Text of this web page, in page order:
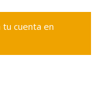
cuenta en